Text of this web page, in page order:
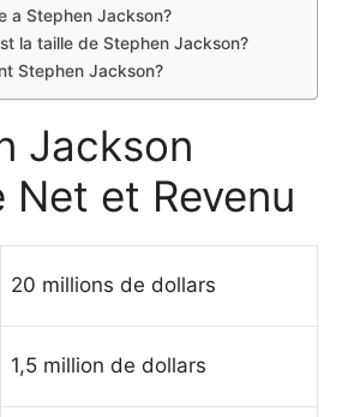
a Stephen Jackson?
la taille de Stephen Jackson?
Stephen Jackson?
Jackson
Net et Revenu
20 millions de dollars
1,5 million de dollars